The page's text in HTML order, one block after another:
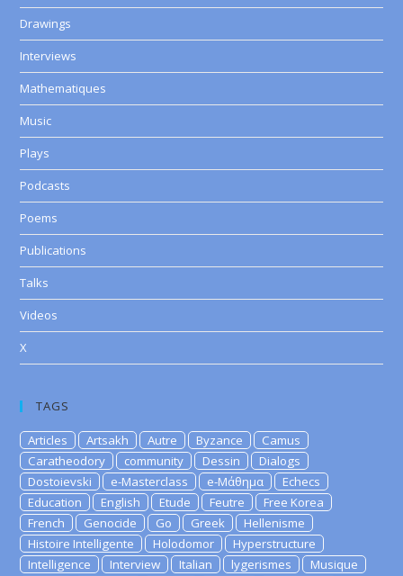
Drawings
Interviews
Mathematiques
Music
Plays
Podcasts
Poems
Publications
Talks
Videos
X
TAGS
Articles Artsakh Autre Byzance
Camus
Caratheodory
community Dessin
Dialogs
Dostoievski
e-Masterclass e-Μάθημα
Echecs
Education
English Etude Feutre
Free Korea
French
Genocide Go Greek
Hellenisme
Histoire Intelligente
Holodomor
Hyperstructure
Intelligence
Interview Italian lygerismes
Musique